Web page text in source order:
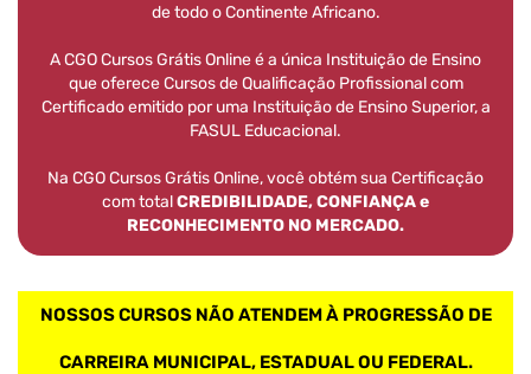
de todo o Continente Africano.
A CGO Cursos Grátis Online é a única Instituição de Ensino
que oferece Cursos de Qualificação Profissional com
Certificado emitido por uma Instituição de Ensino Superior, a
FASUL Educacional.
Na CGO Cursos Grátis Online, você obtém sua Certificação
com totalCREDIBILIDADE, CONFIANÇA e
RECONHECIMENTO NO MERCADO.
NOSSOS CURSOS NÃO ATENDEM À PROGRESSÃO DE
CARREIRA MUNICIPAL, ESTADUAL OU FEDERAL.